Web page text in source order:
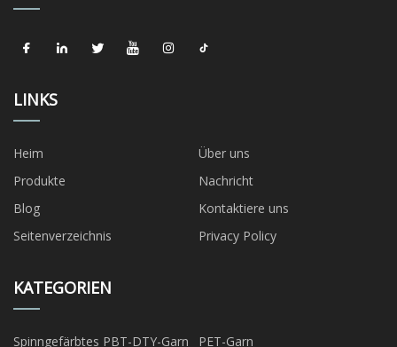
LINKS
Heim
Über uns
Produkte
Nachricht
Blog
Kontaktiere uns
Seitenverzeichnis
Privacy Policy
KATEGORIEN
Spinngefärbtes PBT-DTY-Garn PET-Garn